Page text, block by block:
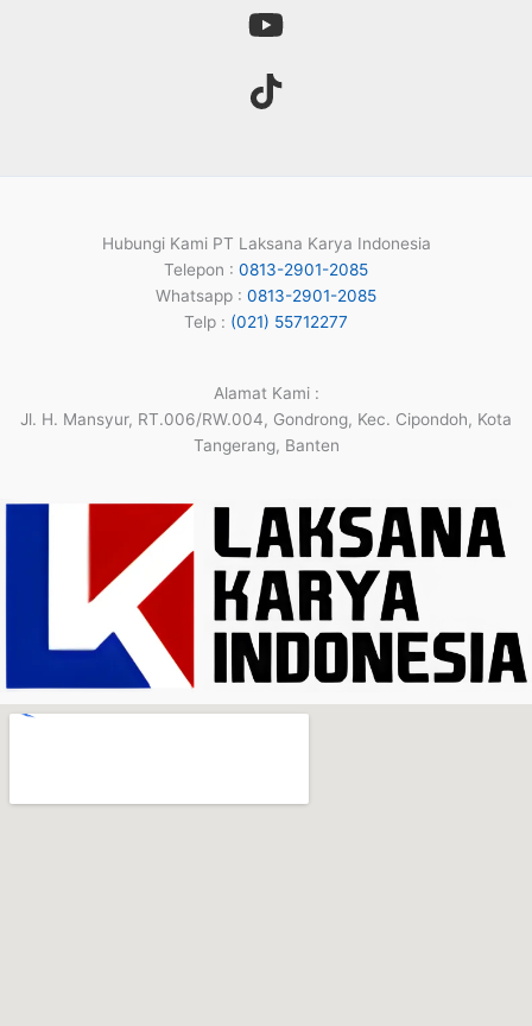
Hubungi Kami PT Laksana Karya Indonesia
Telepon : 0813-2901-2085
Whatsapp : 0813-2901-2085
Telp : (021) 55712277
Alamat Kami :
Jl. H. Mansyur, RT.006/RW.004, Gondrong, Kec. Cipondoh, Kota
Tangerang, Banten